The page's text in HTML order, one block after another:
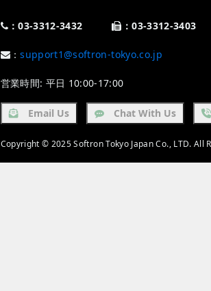
：03-3312-3432 ：03-3312-3403
：support1@softron-tokyo.co.jp
営業時間: 平日 10:00-17:00
Email Us Chat With Us
Copyright © 2025 Softron Tokyo Japan Co., LTD. All